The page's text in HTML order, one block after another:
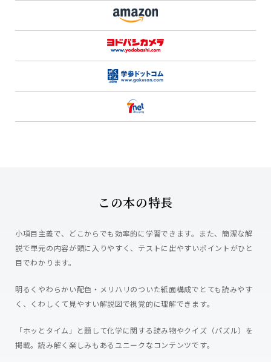
この本の特長
小項目主義で、どこからでも効率的に学習できます。また、簡潔な解
説で単元の内容が頭に入りやすく、テストに出やすいポイントがひと
目でわかります。
明るくやわらかい配色・メリハリのついた紙面構成でとても読みやす
く、くわしくて見やすい解説図で視覚的に理解できます。
「ホッとタイム」と題して化学に関する読み物やクイズ（パズル）を
掲載。読み解く楽しみもあるユニークなコンテンツです。